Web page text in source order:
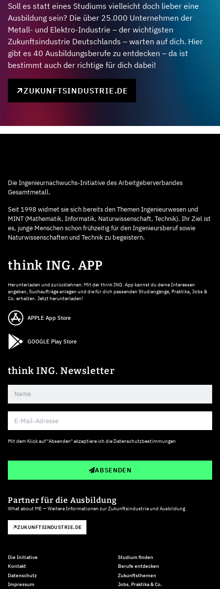
Soll es statt eines Studiums vielleicht doch lieber eine
Ausbildung sein? Die über 25.000 Unternehmen der
Metall- und Elektro-Industrie – der wichtigsten
Zukunftsindustrie Deutschlands – warten auf dich. Hier
gibt es 40 Ausbildungsberufe zu entdecken – da ist
bestimmt auch der richtige für dich dabei!
ZUKUNFTSINDUSTRIE.DE
Die Ingenieurnachwuchs-Initiative des Arbeitgeberverbandes
Gesamtmetall.
Seit 1998 widmet sie sich bereits den Themen Ingenieurwesen und
MINT (Mathematik, Informatik, Naturwissenschaft, Technik). Ihr Ziel ist
es, junge Menschen schon frühzeitig für den Ingenieursberuf sowie
Naturwissenschaften und Technik zu begeistern.
think ING. APP
Herunterladen und zurücklehnen: Mit der think ING. App kannst du deine Interessen
angeben, Suchaufträge anlegen und die für dich passenden Studiengänge, Praktika, Jobs &
Co. erhalten. Jetzt herunterladen!
APPLE App Store
GOOGLE Play Store
think ING. Newsletter
Mit dem Klick auf "Absenden" akzeptiere ich die Datenschutzbestimmungen
ABSENDEN
Partner für die Ausbildung
What about ME — Weitere Informationen zur Zukunftsindustrie und Ausbildung
ZUKUNFTSINDUSTRIE.DE
Die Initiative
Kontakt
Datenschutz
Impressum
Studium finden
Berufe entdecken
Zukunftsthemen
Jobs, Praktika & Co.